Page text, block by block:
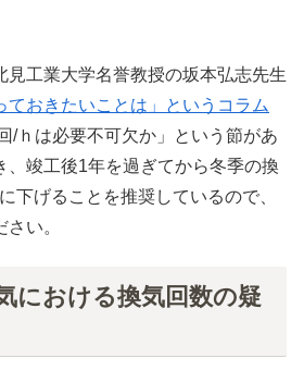
見工業大学名誉教授の坂本弘志先生
ておきたいことは」というコラム
/ｈは必要不可欠か」という節があ
、竣工後1年を過ぎてから冬季の換
下げることを推奨しているので、
い。
における換気回数の疑